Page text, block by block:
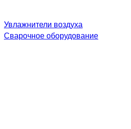
Увлажнители воздуха
Сварочное оборудование